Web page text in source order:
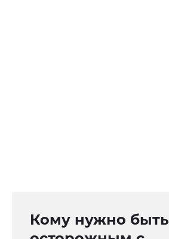
Кому нужно быть